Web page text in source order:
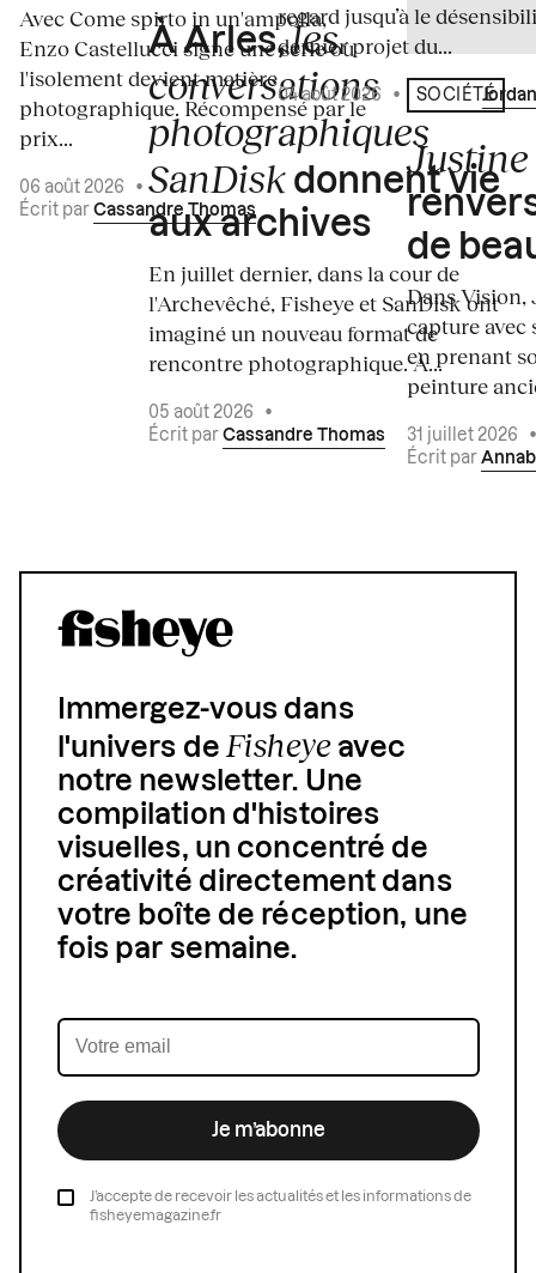
Avec Come spirto in un'ampolla,
Enzo Castellucci signe une série où
l'isolement devient matière
photographique. Récompensé par le
prix...
06 août 2026
•
Écrit par Cassandre Thomas
À Arles,les
conversations
photographiques
SanDisk donnent vie
aux archives
En juillet dernier, dans la cour de
l'Archevêché, Fisheye et SanDisk ont
imaginé un nouveau format de
rencontre photographique. À...
05 août 2026
•
Écrit par Cassandre Thomas
regard jusqu’à le
dernier projet du...
04 août 2026 • Écrit par
SOCIÉTÉ
de
Dans
capture avec
en prenant
peinture
31 juillet 2026
Écrit par
Immergez-vous dans
l'univers de Fisheyeavec
notre newsletter. Une
compilation d'histoires
visuelles, un concentré de
créativité directement dans
votre boîte de réception, une
fois par semaine.
Je m’abonne
J’accepte de recevoir les actualités et les informations de
fisheyemagazine.fr